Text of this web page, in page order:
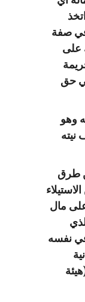
في صفة
على
حق
وهو
نيته
طرق
مال
في نفسه
الجزائية رقم 637/2001 (هيئة